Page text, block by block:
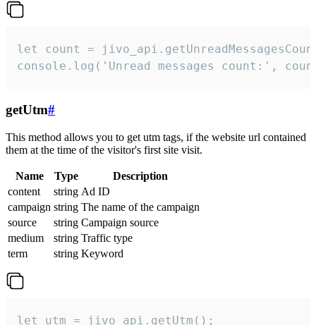
let count =
console.log('Unread messages count:',
getUtm#
This method allows you to get utm tags, if the website url contained
them at the time of the visitor's first site visit.
Name Type
Description
content
string Ad ID
campaign string The name of the campaign
source
string Campaign source
medium
string Traffic type
term
string Keyword
let utm = jivo_api.getUtm();